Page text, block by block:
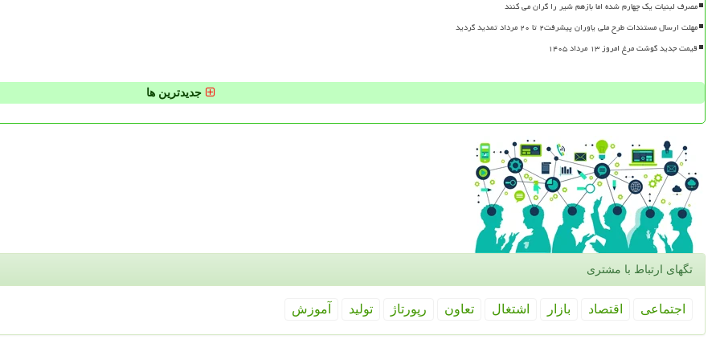
مصرف لبنیات یک چهارم شده اما بازهم شیر را گران می کنند
مهلت ارسال مستندات طرح ملی یاوران پیشرفت۲ تا ۲۰ مرداد تمدید گردید
قیمت جدید گوشت مرغ امروز ۱۳ مرداد ۱۴۰۵
جدیدترین ها
تگهای ارتباط با مشتری
اجتماعی اقتصاد بازار اشتغال تعاون رپورتاژ تولید آموزش